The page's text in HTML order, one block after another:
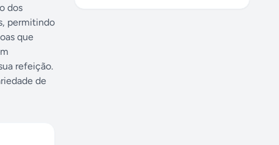
dos
permitindo
que
refeição.
de